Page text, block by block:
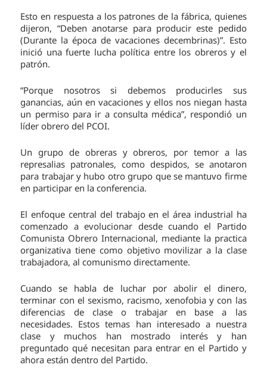
Esto en respuesta a los patrones de la fábrica, quienes
dijeron, “Deben anotarse para producir este pedido
(Durante la época de vacaciones decembrinas)”. Esto
inició una fuerte lucha política entre los obreros y el
patrón.
“Porque nosotros si debemos producirles sus
ganancias, aún en vacaciones y ellos nos niegan hasta
un permiso para ir a consulta médica”, respondió un
líder obrero del PCOI.
Un grupo de obreras y obreros, por temor a las
represalias patronales, como despidos, se anotaron
para trabajar y hubo otro grupo que se mantuvo firme
en participar en la conferencia.
El enfoque central del trabajo en el área industrial ha
comenzado a evolucionar desde cuando el Partido
Comunista Obrero Internacional, mediante la practica
organizativa tiene como objetivo movilizar a la clase
trabajadora, al comunismo directamente.
Cuando se habla de luchar por abolir el dinero,
terminar con el sexismo, racismo, xenofobia y con las
diferencias de clase o trabajar en base a las
necesidades. Estos temas han interesado a nuestra
clase y muchos han mostrado interés y han
preguntado qué necesitan para entrar en el Partido y
ahora están dentro del Partido.